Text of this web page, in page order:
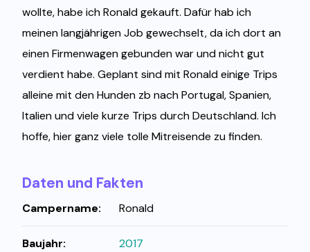
wollte, habe ich Ronald gekauft. Dafür hab ich
meinen langjährigen Job gewechselt, da ich dort an
einen Firmenwagen gebunden war und nicht gut
verdient habe. Geplant sind mit Ronald einige Trips
alleine mit den Hunden zb nach Portugal, Spanien,
Italien und viele kurze Trips durch Deutschland. Ich
hoffe, hier ganz viele tolle Mitreisende zu finden.
Daten und Fakten
Campername: Ronald
Baujahr: 2017